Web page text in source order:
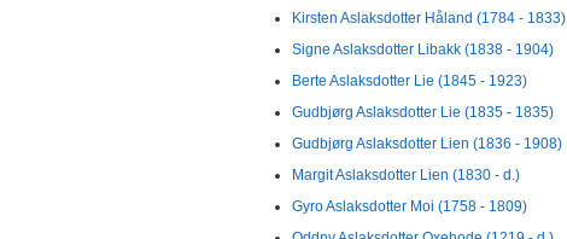
Kirsten Aslaksdotter Håland (1784 - 1833)
Signe Aslaksdotter Libakk (1838 - 1904)
Berte Aslaksdotter Lie (1845 - 1923)
Gudbjørg Aslaksdotter Lie (1835 - 1835)
Gudbjørg Aslaksdotter Lien (1836 - 1908)
Margit Aslaksdotter Lien (1830 - d.)
Gyro Aslaksdotter Moi (1758 - 1809)